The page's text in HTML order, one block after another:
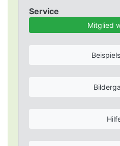
Service
Mitglied